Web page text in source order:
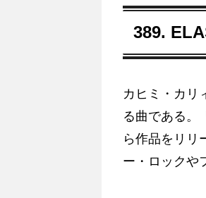
389.
カヒミ・カリ
る曲である。
ら作品をリリ
ー・ロックや